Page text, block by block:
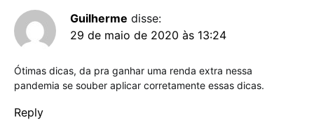
Guilherme disse:
29 de maio de 2020 às 13:24
Ótimas dicas, da pra ganhar uma renda extra nessa
pandemia se souber aplicar corretamente essas dicas.
Reply